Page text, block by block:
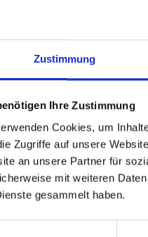
Zustimmung
Ihre Zustimmung
Cookies, um
Zugriffe auf unsere
an unsere Partner für
mit weiteren
gesammelt haben.